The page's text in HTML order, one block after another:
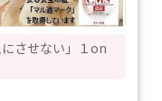
させない」１on